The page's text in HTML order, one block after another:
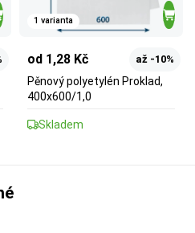
1 varianta
od 1,28 Kč až -10%
Pěnový polyetylén Proklad,
400x600/1,0
Skladem